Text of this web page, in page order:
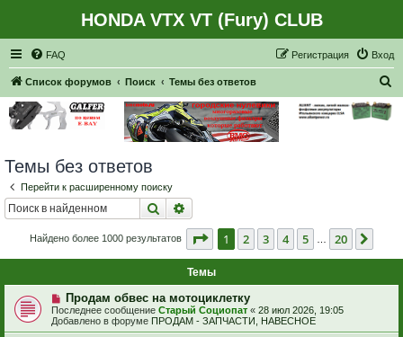
HONDA VTX VT (Fury) CLUB
FAQ Вход
Регистрация
Список форумов Поиск Темы без ответов
Темы без ответов
Перейти к расширенному поиску
Поиск
Найдено более 1000 результатов Страница из 20
1 2 3 4 5 20
Темы
Н
о
в
Продам обвес на мотоциклетку
Последнее сообщение Старый Социопат « 28 июл 2026, 19:05
Добавлено в форуме ПРОДАМ - ЗАПЧАСТИ, НАВЕСНОЕ